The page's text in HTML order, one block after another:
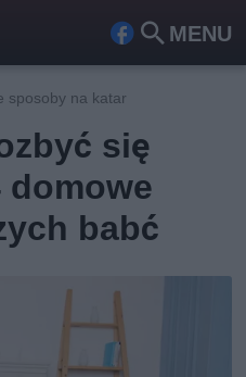
MENU
Fa
ook
Szu
sposoby na katar
się
domowe
babć